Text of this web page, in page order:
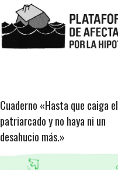
Cuaderno «Hasta que caiga el
patriarcado y no haya ni un
desahucio más.»